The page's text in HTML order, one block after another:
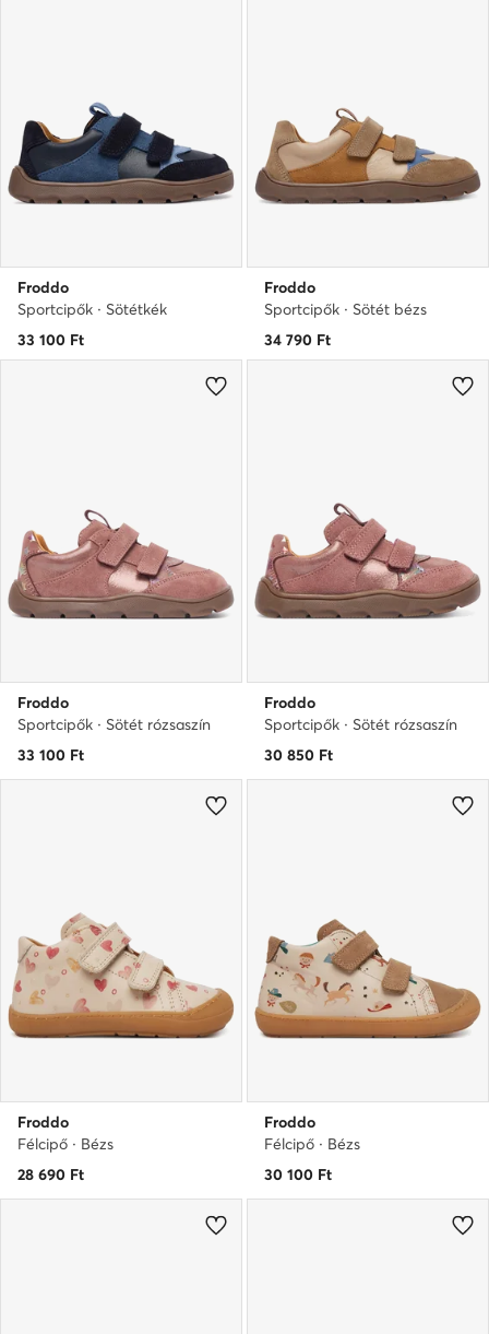
Froddo
Sportcipők · Sötétkék
33 100 Ft
Froddo
Sportcipők · Sötét bézs
34 790 Ft
Froddo
Sportcipők · Sötét rózsaszín
33 100 Ft
Froddo
Sportcipők · Sötét rózsaszín
30 850 Ft
Froddo
Félcipő · Bézs
28 690 Ft
Froddo
Félcipő · Bézs
30 100 Ft